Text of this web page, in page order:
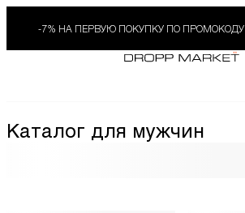
-7% НА ПЕРВУЮ ПОКУПКУ ПО ПРОМОКОДУ
Каталог для мужчин